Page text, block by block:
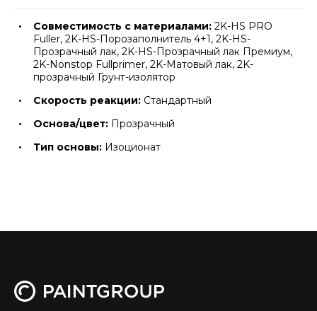
Совместимость с материалами: 2K-HS PRO
Fuller, 2K-HS-Порозаполнитель 4+1, 2K-HS-
Прозрачный лак, 2K-HS-Прозрачный лак Премиум,
2K-Nonstop Fullprimer, 2K-Матовый лак, 2K-
прозрачный Грунт-изолятор
Скорость реакции: Стандартный
Основа/цвет: Прозрачный
Тип основы: Изоционат